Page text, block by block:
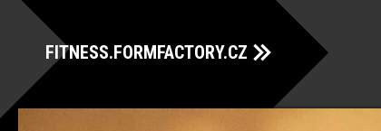
FITNESS.FORMFACTORY.CZ